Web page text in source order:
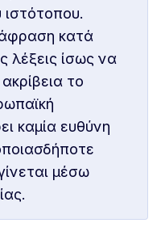
ιστότοπου.
κατά
λέξεις ίσως να
το
καμία ευθύνη
μέσω